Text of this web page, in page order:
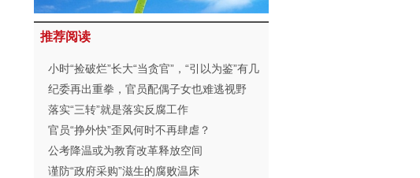
推荐阅读
小时“捡破烂”长大“当贪官”，“引以为鉴”有几
人？
纪委再出重拳，官员配偶子女也难逃视野
落实“三转”就是落实反腐工作
官员“挣外快”歪风何时不再肆虐？
公考降温或为教育改革释放空间
谨防“政府采购”滋生的腐败温床